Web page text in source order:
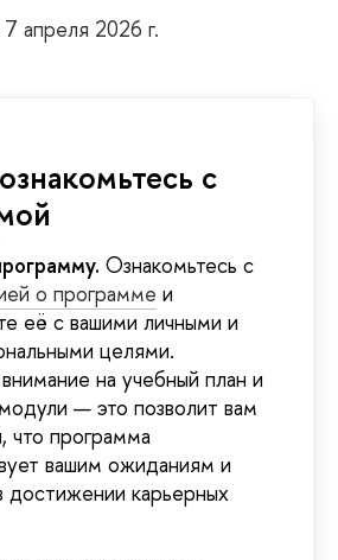
апреля 2026 г.
с
Ознакомьтесь с
о программе и
её с вашими личными и
целями.
на учебный план и
— это позволит вам
что программа
вашим ожиданиям и
карьерных